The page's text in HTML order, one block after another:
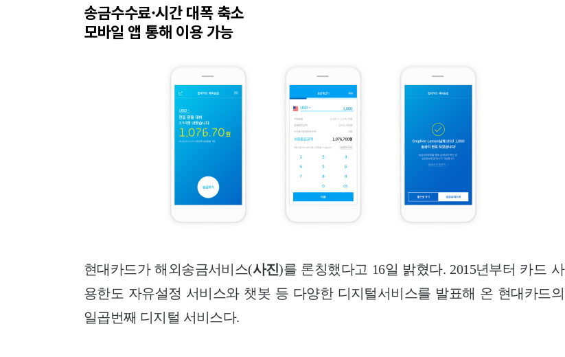
송금수수료·시간 대폭 축소
모바일 앱 통해 이용 가능
현대카드가 해외송금서비스(사진)를 론칭했다고 16일 밝혔다. 2015년부터 카드 사
용한도 자유설정 서비스와 챗봇 등 다양한 디지털서비스를 발표해 온 현대카드의
일곱번째 디지털 서비스다.